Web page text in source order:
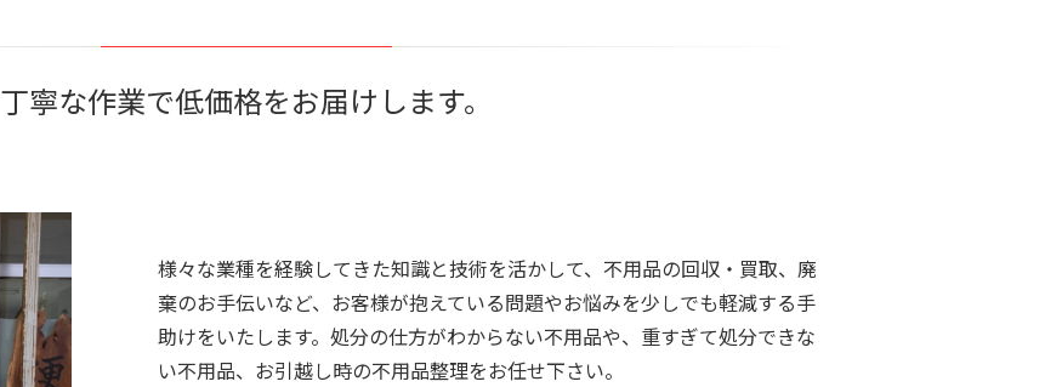
丁寧な作業で低価格をお届けします。
様々な業種を経験してきた知識と技術を活かして、不用品の回収・買取、廃
棄のお手伝いなど、お客様が抱えている問題やお悩みを少しでも軽減する手
助けをいたします。処分の仕方がわからない不用品や、重すぎて処分できな
い不用品、お引越し時の不用品整理をお任せ下さい。